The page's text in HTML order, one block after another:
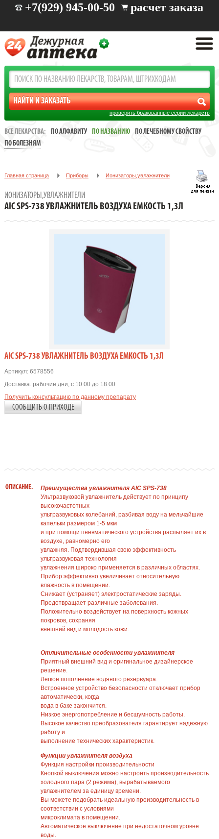
+7(929) 945-00-50 расчет заказа
проверить бракованные серии лекарств
ВСЕ ЛЕКАРСТВА: ПО АЛФАВИТУ ПО НАЗВАНИЮ
ПО ЛЕЧЕБНОМУ СВОЙСТВУ
ПО БОЛЕЗНЯМ
Главная страница Приборы Ионизаторы,увлажнители
ИОНИЗАТОРЫ,УВЛАЖНИТЕЛИ
AIC SPS-738 УВЛАЖНИТЕЛЬ ВОЗДУХА ЕМКОСТЬ 1,3Л
AIC SPS-738 УВЛАЖНИТЕЛЬ ВОЗДУХА ЕМКОСТЬ 1,3Л
Артикул:6578556
Доставка: рабочие дни, с 10:00 до 18:00
Получить консультацию по данному препарату
СООБЩИТЬ О ПРИХОДЕ
ОПИСАНИЕ.
Преимущества увлажнителя AIC SPS-738
Ультразвуковой увлажнитель действует по принципу
высокочастотных
ультразвуковых колебаний, разбивая воду на мельчайшие
капельки размером 1-5 мкм
и при помощи пневматического устройства распыляет их в
воздухе, равномерно его
увлажняя. Подтвердившая свою эффективность
ультразвуковая технология
увлажнения широко применяется в различных областях.
Прибор эффективно увеличивает относительную
влажность в помещении.
Снижает (устраняет) электростатические заряды.
Предотвращает различные заболевания.
Положительно воздействует на поверхность кожных
покровов, сохраняя
внешний вид и молодость кожи.
Отличительные особенности увлажнителя
Приятный внешний вид и оригинальное дизайнерское
решение.
Легкое пополнение водяного резервуара.
Встроенное устройство безопасности отключает прибор
автоматически, когда
вода в баке закончится.
Низкое энергопотребление и бесшумность работы.
Высокое качество преобразователя гарантирует надежную
работу и
выполнение технических характеристик.
Функции увлажнителя воздуха
Функция настройки производительности
Кнопкой выключения можно настроить производительность
холодного пара (2 режима), вырабатываемого
увлажнителем за единицу времени.
Вы можете подобрать идеальную производительность в
соответствии с условиями
микроклимата в помещении.
Автоматическое выключение при недостаточном уровне
воды.